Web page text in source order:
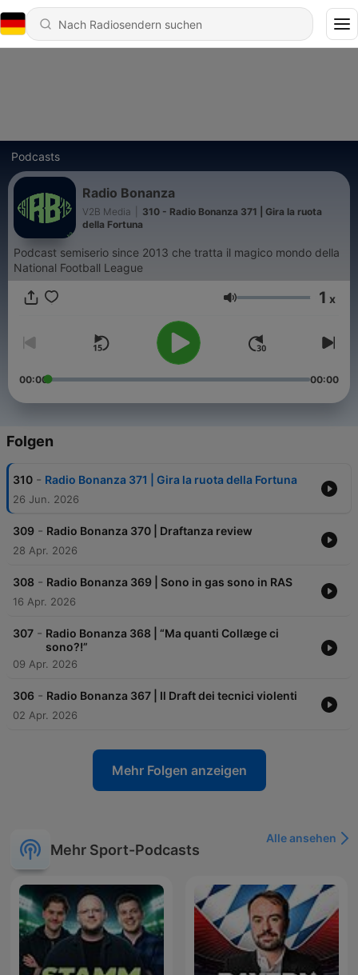
Podcasts
Radio Bonanza
V2B Media
310 - Radio Bonanza 371 | Gira la ruota
della Fortuna
Podcast semiserio since 2013 che tratta il magico mondo della
National Football League
Lautstärke 1 x
00:00 00:00
Folgen
310 - Radio Bonanza 371 | Gira la ruota della Fortuna
26 Jun. 2026
309 - Radio Bonanza 370 | Draftanza review
28 Apr. 2026
308 - Radio Bonanza 369 | Sono in gas sono in RAS
16 Apr. 2026
307 - Radio Bonanza 368 | “Ma quanti Collæge ci
sono?!”
09 Apr. 2026
306 - Radio Bonanza 367 | Il Draft dei tecnici violenti
02 Apr. 2026
Mehr Folgen anzeigen
Mehr Sport-Podcasts
Alle ansehen